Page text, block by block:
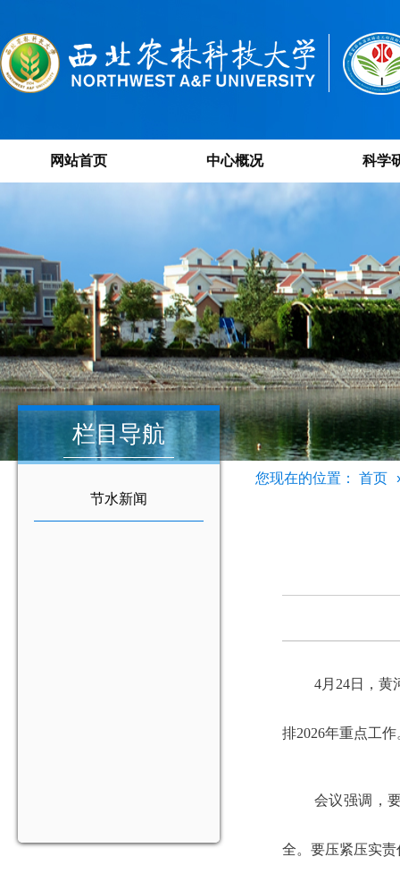
网站首页 中心概况 科学
栏目导航
节水新闻
您现在的位置： 首页
4月24日，黄
排2026年重点工
会议强调，
全。要压紧压实